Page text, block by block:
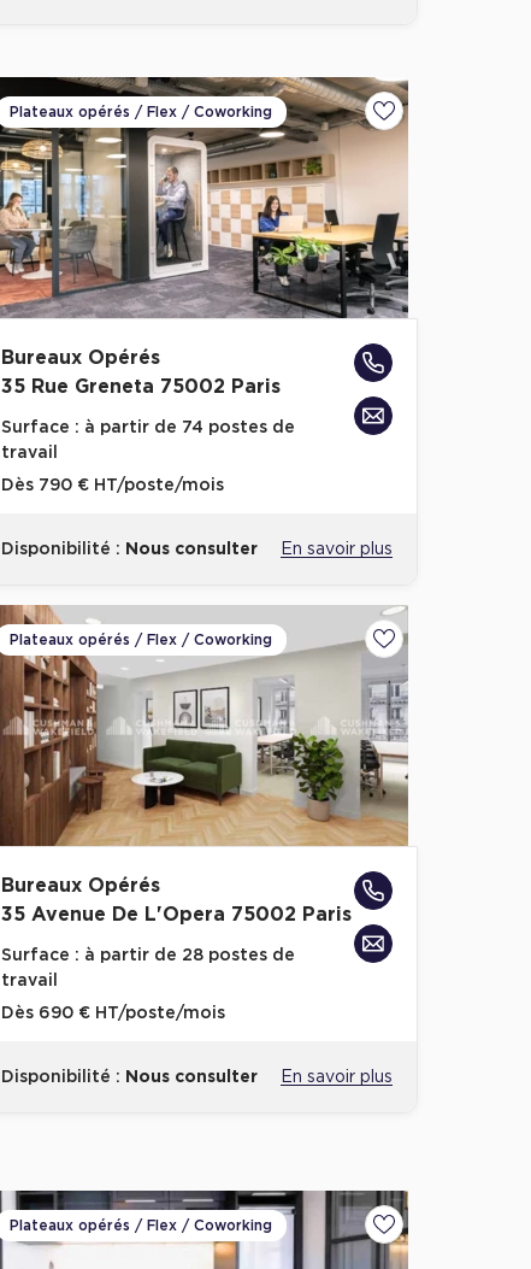
favoris
Plateaux opérés / Flex / Coworking
Ajouter aux favoris
Bureaux Opérés
35 Rue Greneta 75002 Paris
Surface : à partir de 74 postes de
travail
Dès 790 € HT/poste/mois
Disponibilité : Nous consulter En savoir plus
favoris
Plateaux opérés / Flex / Coworking
Ajouter aux favoris
Bureaux Opérés
35 Avenue De L'Opera 75002 Paris
Surface : à partir de 28 postes de
travail
Dès 690 € HT/poste/mois
Disponibilité : Nous consulter En savoir plus
favoris
Plateaux opérés / Flex / Coworking
Ajouter aux favoris